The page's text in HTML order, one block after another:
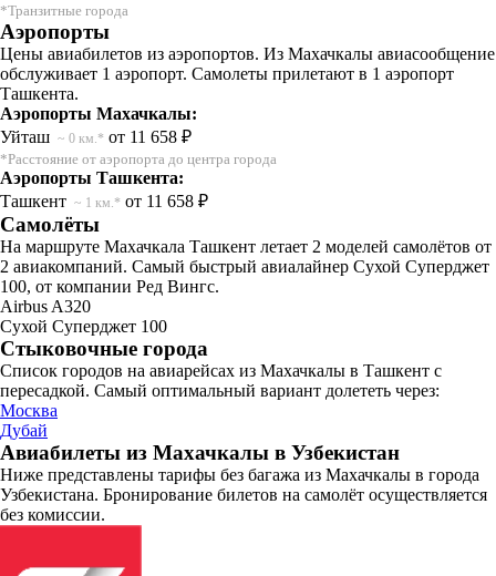
*Транзитные города
Аэропорты
Цены авиабилетов из аэропортов. Из Махачкалы авиасообщение
обслуживает 1 аэропорт. Самолеты прилетают в 1 аэропорт
Ташкента.
Аэропорты Махачкалы:
Уйташ ~ 0 км.* от 11 658 ₽
*Расстояние от аэропорта до центра города
Аэропорты Ташкента:
Ташкент ~ 1 км.* от 11 658 ₽
Самолёты
На маршруте Махачкала Ташкент летает 2 моделей самолётов от
2 авиакомпаний. Самый быстрый авиалайнер Сухой Суперджет
100, от компании Ред Вингс.
Airbus A320
Сухой Суперджет 100
Стыковочные города
Список городов на авиарейсах из Махачкалы в Ташкент с
пересадкой. Самый оптимальный вариант долететь через:
Москва
Дубай
Авиабилеты из Махачкалы в Узбекистан
Ниже представлены тарифы без багажа из Махачкалы в города
Узбекистана. Бронирование билетов на самолёт осуществляется
без комиссии.